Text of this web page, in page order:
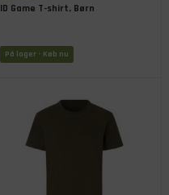
ID Game T-shirt, Børn
På lager - Køb nu